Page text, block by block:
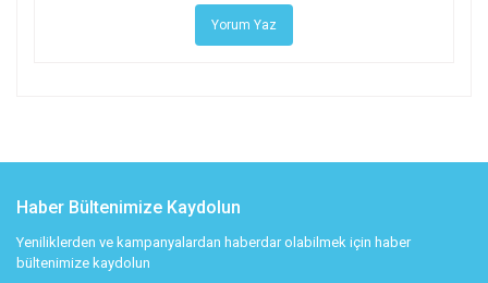
Yorum Yaz
Haber Bültenimize Kaydolun
Yeniliklerden ve kampanyalardan haberdar olabilmek için haber
bültenimize kaydolun